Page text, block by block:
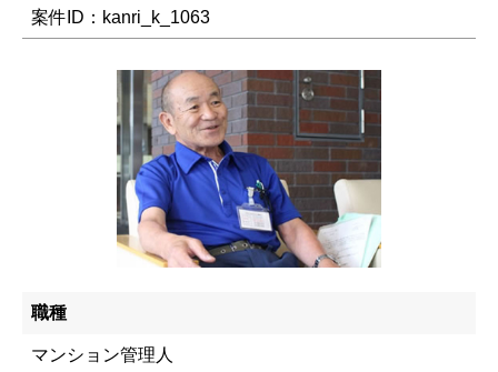
案件ID：kanri_k_1063
職種
マンション管理人